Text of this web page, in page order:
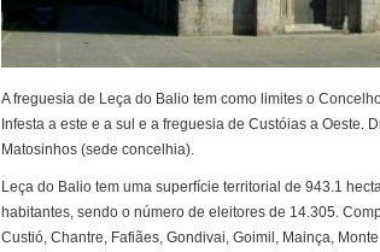
A freguesia de Leça do Balio tem como limites o
Infesta a este e a sul e a freguesia de Custóias a Oeste.
Matosinhos (sede concelhia).
Leça do Balio tem uma superfície territorial de 943.1
habitantes, sendo o número de eleitores de 14.305.
Custió, Chantre, Fafiães, Gondivai, Goimil, Mainça,